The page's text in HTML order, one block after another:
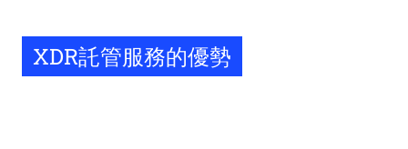
XDR託管服務的優勢